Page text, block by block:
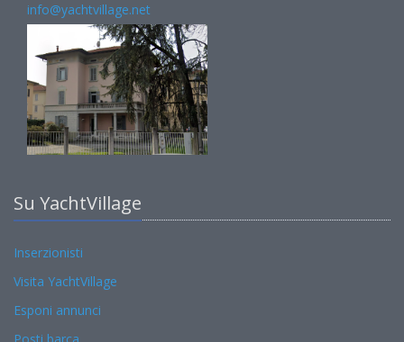
info@yachtvillage.net
Su YachtVillage
Inserzionisti
Visita YachtVillage
Esponi annunci